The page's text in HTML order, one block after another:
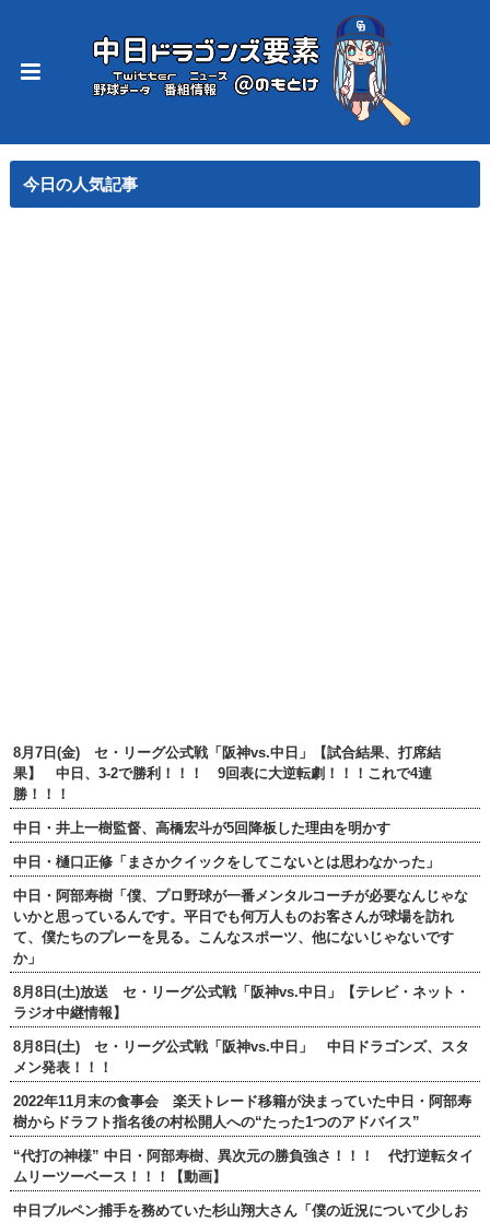
今日の人気記事
8月7日(金) セ・リーグ公式戦「阪神vs.中日」【試合結果、打席結
果】 中日、3-2で勝利！！！ 9回表に大逆転劇！！！これで4連
勝！！！
中日・井上一樹監督、高橋宏斗が5回降板した理由を明かす
中日・樋口正修「まさかクイックをしてこないとは思わなかった」
中日・阿部寿樹「僕、プロ野球が一番メンタルコーチが必要なんじゃな
いかと思っているんです。平日でも何万人ものお客さんが球場を訪れ
て、僕たちのプレーを見る。こんなスポーツ、他にないじゃないです
か」
8月8日(土)放送 セ・リーグ公式戦「阪神vs.中日」【テレビ・ネット・
ラジオ中継情報】
8月8日(土) セ・リーグ公式戦「阪神vs.中日」 中日ドラゴンズ、スタ
メン発表！！！
2022年11月末の食事会 楽天トレード移籍が決まっていた中日・阿部寿
樹からドラフト指名後の村松開人への“たった1つのアドバイス”
“代打の神様” 中日・阿部寿樹、異次元の勝負強さ！！！ 代打逆転タイ
ムリーツーベース！！！【動画】
中日ブルペン捕手を務めていた杉山翔大さん「僕の近況について少しお